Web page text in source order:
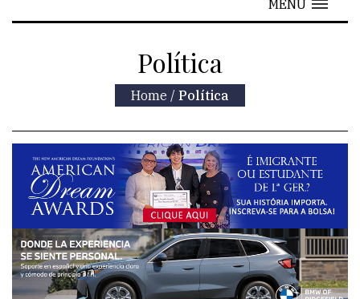
MENU
Política
Home / Política